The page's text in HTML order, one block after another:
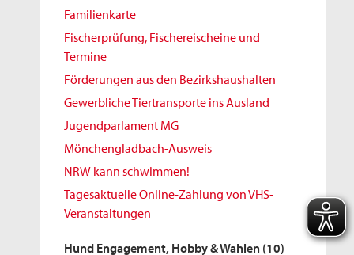
Familienkarte
Fischerprüfung, Fischereischeine und
Termine
Förderungen aus den Bezirkshaushalten
Gewerbliche Tiertransporte ins Ausland
Jugendparlament MG
Mönchengladbach-Ausweis
NRW kann schwimmen!
Tagesaktuelle Online-Zahlung von VHS-
Veranstaltungen
Hund Engagement, Hobby & Wahlen (10)